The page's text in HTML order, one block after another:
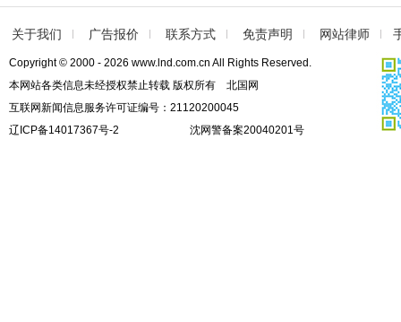
关于我们 广告报价 联系方式 免责声明 网站律师
Copyright © 2000 - 2026 www.lnd.com.cn All Rights Reserved.
本网站各类信息未经授权禁止转载 版权所有 北国网
互联网新闻信息服务许可证编号：21120200045
辽ICP备14017367号-2
沈网警备案20040201号